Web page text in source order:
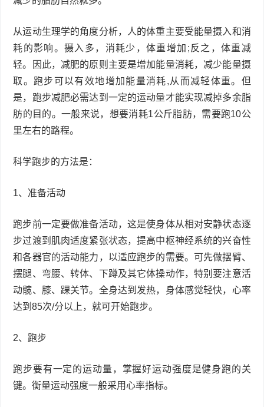
从运动生理学的角度分析，人的体重主要受能量摄入和消
耗的影响。摄入多，消耗少，体重增加;反之，体重减
轻。因此，减肥的原则主要是增加能量消耗，减少能量摄
取。跑步可以有效地增加能量消耗,从而减轻体重。但
是，跑步减肥必需达到一定的运动量才能实现减掉多余脂
肪的目的。一般来说，想要消耗1公斤脂肪，需要跑10公
里左右的路程。
科学跑步的方法是：
1、准备活动
跑步前一定要做准备活动，这是使身体从相对安静状态逐
步过渡到肌肉适度紧张状态，提高中枢神经系统的兴奋性
和各器官的活动能力，以适应跑步的需要。可先做摆臂、
摆腿、弯腰、转体、下蹲及其它体操动作，特别要注意活
动髋、膝、踝关节。全身达到发热，身体感觉轻快，心率
达到85次/分以上，就可开始跑步。
2、跑步
跑步要有一定的运动量，掌握好运动强度是健身跑的关
键。衡量运动强度一般采用心率指标。